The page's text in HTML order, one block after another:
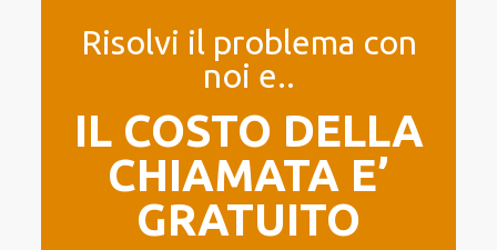
Risolvi il problema con
noi e..
IL COSTO DELLA
CHIAMATA E’
GRATUITO